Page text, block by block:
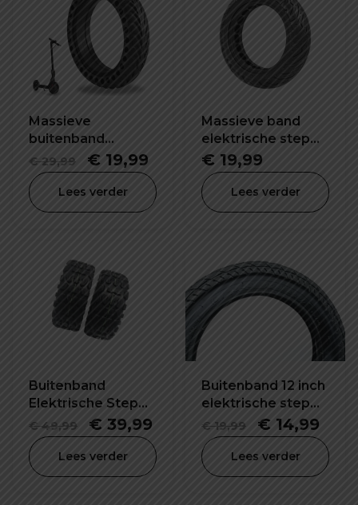
Massieve
buitenband
Elektrische Step
8.5X2.0 inch
€29,99
Oorspronkelijke
prijs
was:
€ 19,99 Huidige
prijs
is:
Lees verder
Massieve band
elektrische step
10X2.50 inch
€ 19,99
Lees verder
Buitenband
Elektrische Step
90/65-6.5 inch
€49,99
Oorspronkelijke
prijs
was:
€ 39,99 Huidige
prijs
is:
Lees verder
Buitenband 12 inch
elektrische step
12X2.125
€19,99
prijs
was:
€ 14,99
prijs
is:
Lees verder